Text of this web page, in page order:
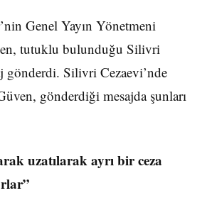
Genel Yayın Yönetmeni
tutuklu bulunduğu Silivri
gönderdi. Silivri Cezaevi’nde
gönderdiği mesajda şunları
uzatılarak ayrı bir ceza